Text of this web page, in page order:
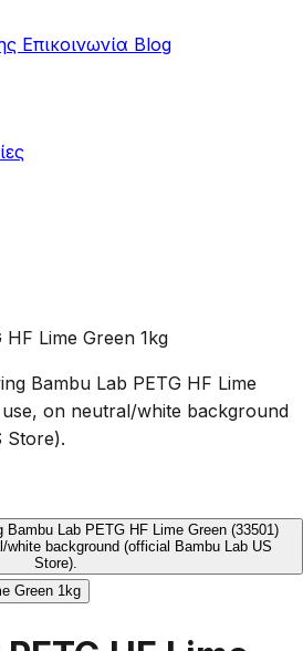
Επικοινωνία Blog
HF Lime Green 1kg